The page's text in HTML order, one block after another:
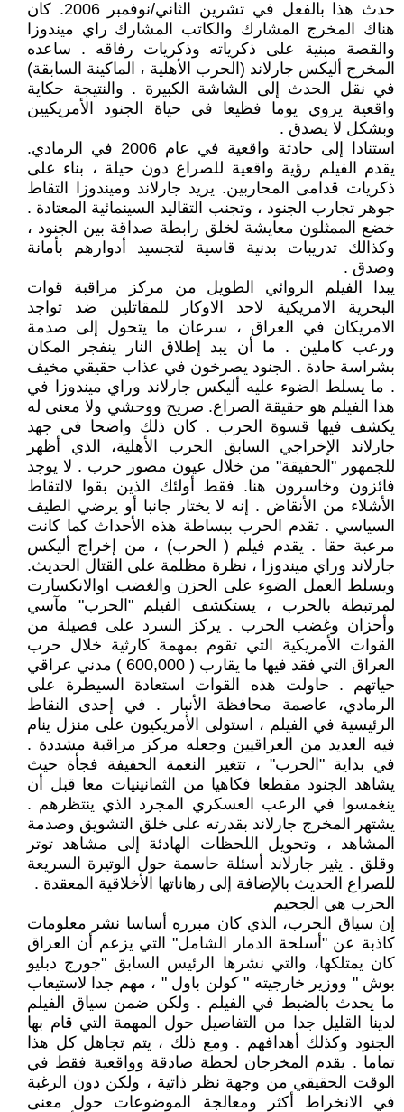
حدث هذا بالفعل في تشرين الثاني/نوفمبر 2006. كان
هناك المخرج المشارك والكاتب المشارك راي ميندوزا
والقصة مبنية على ذكرياته وذكريات رفاقه . ساعده
المخرج أليكس جارلاند (الحرب الأهلية ، الماكينة السابقة)
في نقل الحدث إلى الشاشة الكبيرة . والنتيجة حكاية
واقعية يروي يوما فظيعا في حياة الجنود الأمريكيين
وبشكل لا يصدق .
استنادا إلى حادثة واقعية في عام 2006 في الرمادي.
يقدم الفيلم رؤية واقعية للصراع دون حيلة ، بناء على
ذكريات قدامى المحاربين. يريد جارلاند وميندوزا التقاط
جوهر تجارب الجنود ، وتجنب التقاليد السينمائية المعتادة .
خضع الممثلون معايشة لخلق رابطة صداقة بين الجنود ،
وكذالك تدريبات بدنية قاسية لتجسيد أدوارهم بأمانة
وصدق .
يبدا الفيلم الروائي الطويل من مركز مراقبة قوات
البحرية الامريكية لاحد الاوكار للمقاتلين ضد تواجد
الامريكان في العراق ، سرعان ما يتحول إلى صدمة
ورعب كاملين . ما أن يبد إطلاق النار ينفجر المكان
بشراسة حادة . الجنود يصرخون في عذاب حقيقي مخيف
. ما يسلط الضوء عليه أليكس جارلاند وراي ميندوزا في
هذا الفيلم هو حقيقة الصراع. صريح ووحشي ولا معنى له
يكشف فيها قسوة الحرب . كان ذلك واضحا في جهد
جارلاند الإخراجي السابق الحرب‏‏ الأهلية، ‏‏الذي أظهر
للجمهور "الحقيقة" من خلال عيون مصور حرب . لا يوجد
فائزون وخاسرون هنا. فقط أولئك الذين بقوا لالتقاط
الأشلاء من الأنقاض . إنه لا يختار جانبا أو يرضي الطيف
السياسي . تقدم ‏‏الحرب ‏‏ببساطة هذه الأحداث كما كانت
مرعبة حقا . يقدم فيلم ( الحرب) ، من إخراج أليكس
جارلاند وراي ميندوزا ، نظرة مظلمة على القتال الحديث.
ويسلط العمل الضوء على الحزن والغضب اوالانكسارت
لمرتبطة بالحرب ، يستكشف الفيلم "الحرب" مآسي
وأحزان وغضب الحرب . يركز السرد على فصيلة من
القوات الأمريكية التي تقوم بمهمة كارثية خلال حرب
العراق التي فقد فيها ما يقارب ( 600,000 ) مدني عراقي
حياتهم . حاولت هذه القوات استعادة السيطرة على
الرمادي، عاصمة محافظة الأنبار . في إحدى النقاط
الرئيسية في الفيلم ، استولى الأمريكيون على منزل ينام
فيه العديد من العراقيين وجعله مركز مراقبة مشددة .
في بداية "الحرب" ، تتغير النغمة الخفيفة فجأة حيث
يشاهد الجنود مقطعا فكاهيا من الثمانينيات معا قبل أن
ينغمسوا في الرعب العسكري المجرد الذي ينتظرهم .
يشتهر المخرج جارلاند بقدرته على خلق التشويق وصدمة
المشاهد ، وتحويل اللحظات الهادئة إلى مشاهد توتر
وقلق . يثير جارلاند أسئلة حاسمة حول الوتيرة السريعة
للصراع الحديث بالإضافة إلى رهاناتها الأخلاقية المعقدة .
الحرب هي الجحيم
إن سياق الحرب، الذي كان مبرره أساسا نشر معلومات
كاذبة عن "أسلحة الدمار الشامل" التي يزعم أن العراق
كان يمتلكها، والتي نشرها الرئيس السابق "جورج دبليو
بوش " ووزير خارجيته " كولن باول " ، مهم جدا لاستيعاب
ما يحدث بالضبط في الفيلم . ولكن ضمن سياق الفيلم
لدينا القليل جدا من التفاصيل حول المهمة التي قام بها
الجنود وكذلك أهدافهم . ‏ومع ذلك ، يتم تجاهل كل هذا
تماما . يقدم المخرجان لحظة صادقة وواقعية فقط في
الوقت الحقيقي من وجهة نظر ذاتية ، ولكن دون الرغبة
في الانخراط أكثر ومعالجة الموضوعات حول معنى